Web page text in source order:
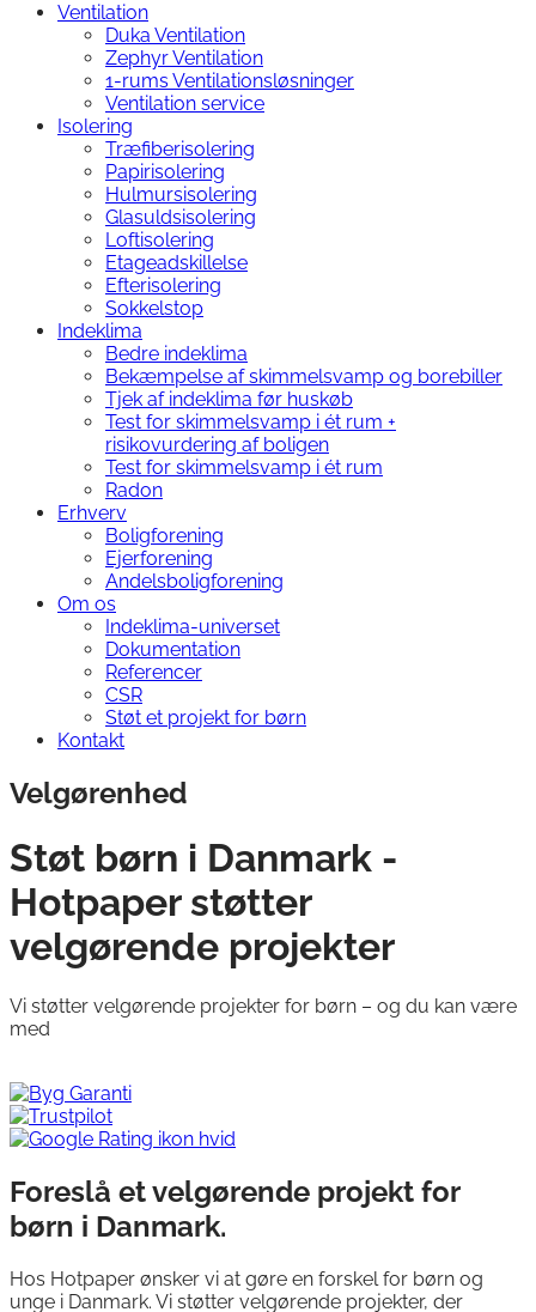
Ventilation
Duka Ventilation
Zephyr Ventilation
1-rums Ventilationsløsninger
Ventilation service
Isolering
Træfiberisolering
Papirisolering
Hulmursisolering
Glasuldsisolering
Loftisolering
Etageadskillelse
Efterisolering
Sokkelstop
Indeklima
Bedre indeklima
Bekæmpelse af skimmelsvamp og borebiller
Tjek af indeklima før huskøb
Test for skimmelsvamp i ét rum +
risikovurdering af boligen
Test for skimmelsvamp i ét rum
Radon
Erhverv
Boligforening
Ejerforening
Andelsboligforening
Om os
Indeklima-universet
Dokumentation
Referencer
CSR
Støt et projekt for børn
Kontakt
Velgørenhed
Støt børn i Danmark -
Hotpaper støtter
velgørende projekter
Vi støtter velgørende projekter for børn – og du kan være
med
Foreslå et velgørende projekt for
børn i Danmark.
Hos Hotpaper ønsker vi at gøre en forskel for børn og
unge i Danmark. Vi støtter velgørende projekter, der